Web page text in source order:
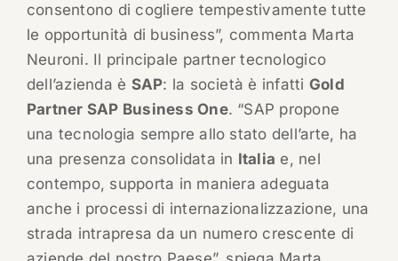
consentono di cogliere tempestivamente tutte
le opportunità di business”, commenta Marta
Neuroni. Il principale partner tecnologico
dell’azienda è SAP: la società è infatti Gold
Partner SAP Business One. “SAP propone
una tecnologia sempre allo stato dell’arte, ha
una presenza consolidata in Italia e, nel
contempo, supporta in maniera adeguata
anche i processi di internazionalizzazione, una
strada intrapresa da un numero crescente di